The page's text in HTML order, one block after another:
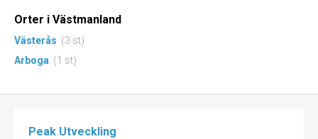
Orter i Västmanland
Västerås (3 st)
Arboga (1 st)
Peak Utveckling